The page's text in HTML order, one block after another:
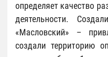
определяет качество
деятельности.
«Масловский» –
создали территорию